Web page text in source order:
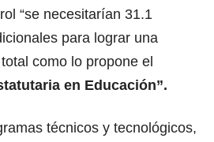
“se necesitarían 31.1
para lograr una
como lo propone el
en Educación”.
técnicos y tecnológicos,